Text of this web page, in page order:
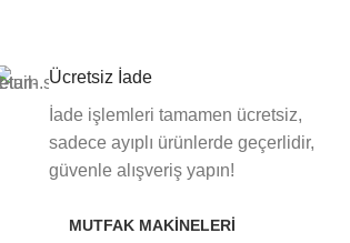
Ücretsiz İade
İade işlemleri tamamen ücretsiz,
sadece ayıplı ürünlerde geçerlidir,
güvenle alışveriş yapın!
MUTFAK MAKINELERI